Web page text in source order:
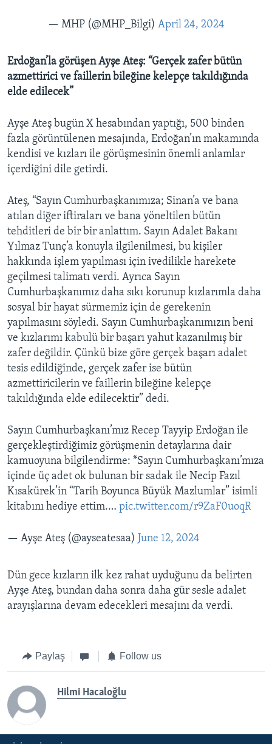
— MHP (@MHP_Bilgi) April 24, 2024
Erdoğan’la görüşen Ayşe Ateş: “Gerçek zafer bütün
azmettirici ve faillerin bileğine kelepçe takıldığında
elde edilecek”
Ayşe Ateş bugün X hesabından yaptığı, 500 binden
fazla görüntülenen mesajında, Erdoğan’ın makamında
kendisi ve kızları ile görüşmesinin önemli anlamlar
içerdiğini dile getirdi.
Ateş, “Sayın Cumhurbaşkanımıza; Sinan’a ve bana
atılan diğer iftiraları ve bana yöneltilen bütün
tehditleri de bir bir anlattım. Sayın Adalet Bakanı
Yılmaz Tunç’a konuyla ilgilenilmesi, bu kişiler
hakkında işlem yapılması için ivedilikle harekete
geçilmesi talimatı verdi. Ayrıca Sayın
Cumhurbaşkanımız daha sıkı korunup kızlarımla daha
sosyal bir hayat sürmemiz için de gerekenin
yapılmasını söyledi. Sayın Cumhurbaşkanımızın beni
ve kızlarımı kabulü bir başarı yahut kazanılmış bir
zafer değildir. Çünkü bize göre gerçek başarı adalet
tesis edildiğinde, gerçek zafer ise bütün
azmettiricilerin ve faillerin bileğine kelepçe
takıldığında elde edilecektir” dedi.
Sayın Cumhurbaşkanı’mız Recep Tayyip Erdoğan ile
gerçekleştirdiğimiz görüşmenin detaylarına dair
kamuoyuna bilgilendirme: *Sayın Cumhurbaşkanı’mıza
içinde üç adet ok bulunan bir sadak ile Necip Fazıl
Kısakürek’in “Tarih Boyunca Büyük Mazlumlar” isimli
kitabını hediye ettim.… pic.twitter.com/r9ZaF0uoqR
— Ayşe Ateş (@ayseatesaa) June 12, 2024
Dün gece kızların ilk kez rahat uyduğunu da belirten
Ayşe Ateş, bundan daha sonra daha gür sesle adalet
arayışlarına devam edecekleri mesajını da verdi.
Paylaş Follow us
Hilmi Hacaloğlu